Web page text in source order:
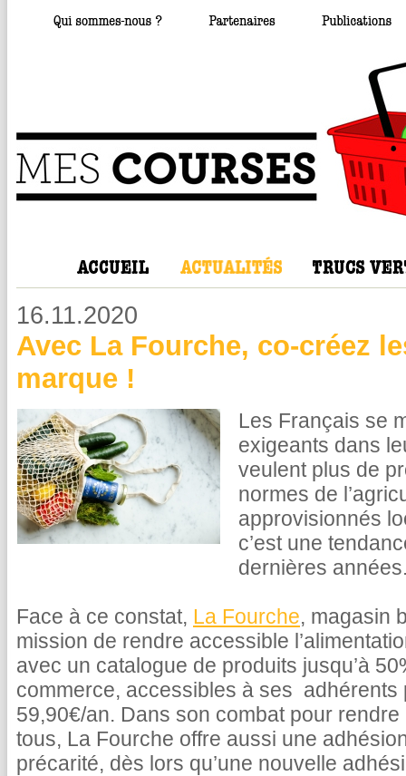
16.11.2020
Avec La Fourche, co-créez
marque !
Les Français se
exigeants dans
veulent plus de
normes de
approvisionnés
c’est une
dernières
Face à ce constat, La Fourche, magasin
mission de rendre accessible
avec un catalogue de produits jusqu’à
commerce, accessibles à ses adhérents
59,90€/an. Dans son combat pour
tous, La Fourche offre aussi une
précarité, dès lors qu’une nouvelle